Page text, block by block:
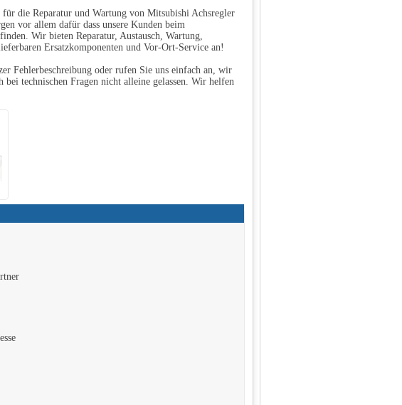
die Reparatur und Wartung von Mitsubishi Achsregler
vor allem dafür dass unsere Kunden beim
Wir bieten Reparatur, Austausch, Wartung,
Ersatzkomponenten und Vor-Ort-Service an!
Fehlerbeschreibung oder rufen Sie uns einfach an, wir
technischen Fragen nicht alleine gelassen. Wir helfen